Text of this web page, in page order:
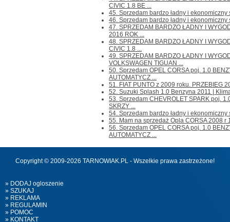
CIVIC 1.8 BE ...
45. Sprzedam bardzo ładny i
46. Sprzedam bardzo ładny i
47. SPRZEDAM BARDZO ŁADNY I
2016 ROK ...
48. SPRZEDAM BARDZO ŁADNY I
CIVIC 1.8 ...
49. SPRZEDAM BARDZO ŁADNY I
VOLKSWAGEN TIGUAN ...
50. Sprzedam OPEL CORSA poj. 1.0
AUTOMATYCZ ...
51. FIAT PUNTO z 2009 roku. PRZEBIEG
52. Suzuki Splash 1.0 Benzyna 2011 |
53. Sprzedam CHEVROLET SPARK poj.
SKRZY ...
54. Sprzedam bardzo ładny i
55. Mam na sprzedaż Opla CORSA 2008 r
56. Sprzedam OPEL CORSA poj. 1.0
AUTOMATYCZ ...
Copyright © 2009-2026 TARNOWIAK.PL - Wszelkie prawa zastrzeżone!
» DODAJ ogloszenie
» SZUKAJ
» REKLAMA
» REGULAMIN
» POMOC
» KONTAKT